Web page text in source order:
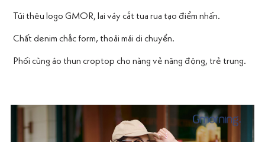
Túi thêu logo GMOR, lai váy cắt tua rua tạo điểm nhấn.
Chất denim chắc form, thoải mái di chuyển.
Phối cùng áo thun croptop cho nàng vẻ năng động, trẻ trung.